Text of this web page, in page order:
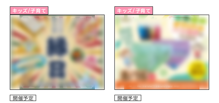
キッズ/子育て
開催予定
キッズ/子育て
開催予定